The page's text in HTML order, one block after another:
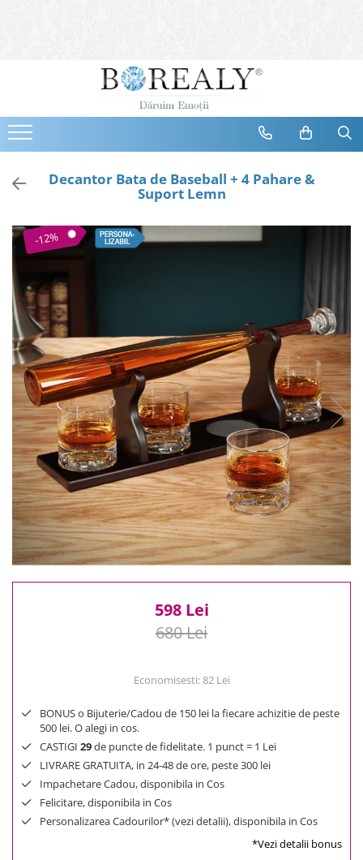
Bijuterii
Cercei
Bratari
Coliere
Tiare
Bijuterii Femei
Bijuterii Copii
Bijuterii Mirese
Selectii
Reduceri
Cele mai noi
Cele mai vandute
Cele mai votate
Cu video
Pret
0 Lei - 100 Lei
100 Lei - 200 Lei
200 Lei - 300 Lei
300 Lei - 500 Lei
Decantor Bata de Baseball + 4 Pahare &
Suport Lemn
-12%
598 Lei
680 Lei
Economisesti:82 Lei
BONUS o Bijuterie/Cadou de 150 lei la fiecare achizitie de peste
500 lei. O alegi in cos.
CASTIGI 29de puncte de fidelitate. 1 punct = 1 Lei
LIVRARE GRATUITA, in 24-48 de ore, peste 300 lei
Impachetare Cadou, disponibila in Cos
Felicitare, disponibila in Cos
Personalizarea Cadourilor* (vezi detalii), disponibila in Cos
*Vezi detalii bonus